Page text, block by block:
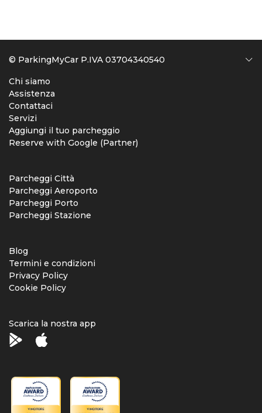
© ParkingMyCar P.IVA 03704340540
Chi siamo
Assistenza
Contattaci
Servizi
Aggiungi il tuo parcheggio
Reserve with Google (Partner)
Parcheggi Città
Parcheggi Aeroporto
Parcheggi Porto
Parcheggi Stazione
Blog
Termini e condizioni
Privacy Policy
Cookie Policy
Scarica la nostra app